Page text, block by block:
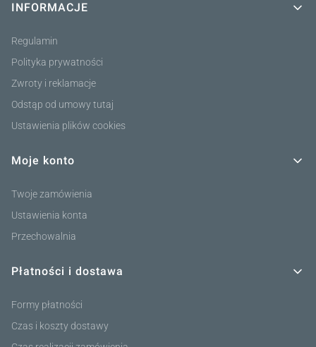
Linki w stopce
INFORMACJE
Regulamin
Polityka prywatności
Zwroty i reklamacje
Odstąp od umowy tutaj
Ustawienia plików cookies
Moje konto
Twoje zamówienia
Ustawienia konta
Przechowalnia
Płatności i dostawa
Formy płatności
Czas i koszty dostawy